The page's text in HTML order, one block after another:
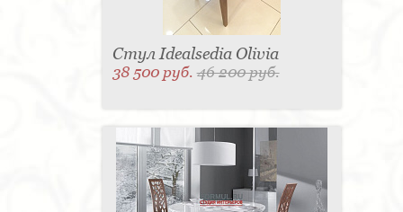
Стул Idealsedia Olivia
38 500 руб.46 200 руб.